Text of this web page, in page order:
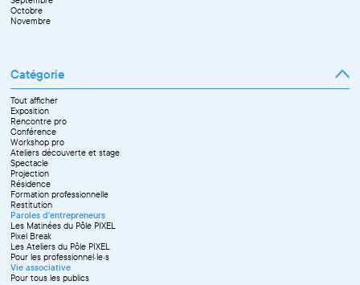
Novembre
Décembre
Octobre
Novembre
Catégorie
Tout afficher
Exposition
Rencontre pro
Conférence
Workshop pro
Ateliers découverte et stage
Spectacle
Projection
Résidence
Formation professionnelle
Restitution
Paroles d'entrepreneurs
Les Matinées du Pôle PIXEL
Pixel Break
Les Ateliers du Pôle PIXEL
Pour les professionnel·le·s
Vie associative
Pour tous les publics